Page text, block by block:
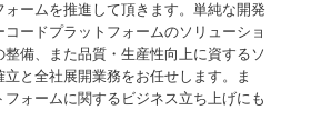
ームを推進して頂きます。単純な開発
ードプラットフォームのソリューショ
備、また品質・生産性向上に資するソ
と全社展開業務をお任せします。ま
ォームに関するビジネス立ち上げにも